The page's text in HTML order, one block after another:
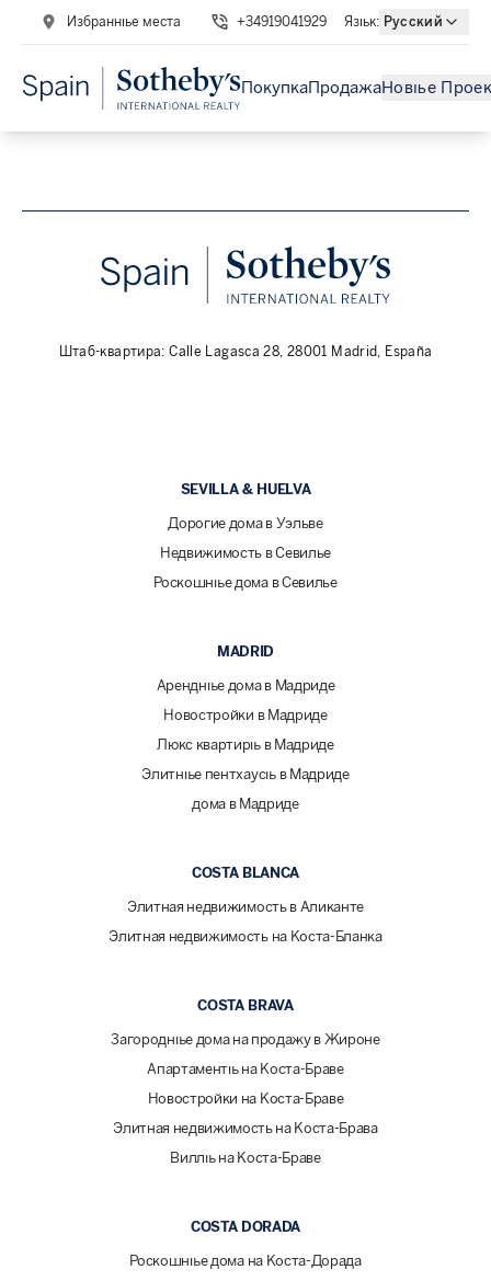
Избранные места +34919041929 Язык: Русский
ПокупкаПродажаНовые
Штаб-квартира: Calle Lagasca 28, 28001 Madrid, España
SEVILLA & HUELVA
Дорогие дома в Уэльве
Недвижимость в Севилье
Роскошные дома в Севилье
MADRID
Арендные дома в Мадриде
Новостройки в Мадриде
Люкс квартиры в Мадриде
Элитные пентхаусы в Мадриде
дома в Мадриде
COSTA BLANCA
Элитная недвижимость в Аликанте
Элитная недвижимость на Коста-Бланка
COSTA BRAVA
Загородные дома на продажу в Жироне
Апартаменты на Коста-Браве
Новостройки на Коста-Браве
Элитная недвижимость на Коста-Брава
Виллы на Коста-Браве
COSTA DORADA
Роскошные дома на Коста-Дорада